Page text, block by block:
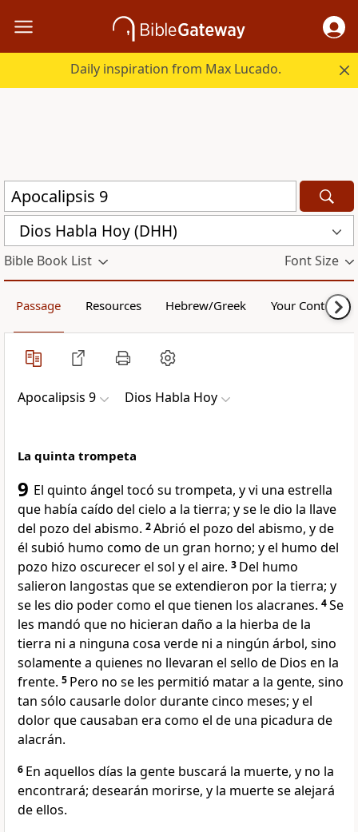
Daily inspiration from Max Lucado.
Dios Habla Hoy (DHH)
Bible Book List Font Size
Passage Resources Hebrew/Greek Your Content
Apocalipsis 9 Dios Habla Hoy
La quinta trompeta
9 El quinto ángel tocó su trompeta, y vi una estrella
que había caído del cielo a la tierra; y se le dio la llave
del pozo del abismo. 2Abrió el pozo del abismo, y de
él subió humo como de un gran horno; y el humo del
pozo hizo oscurecer el sol y el aire. 3 Del humo
salieron langostas que se extendieron por la tierra; y
se les dio poder como el que tienen los alacranes. 4Se
les mandó que no hicieran daño a la hierba de la
tierra ni a ninguna cosa verde ni a ningún árbol, sino
solamente a quienes no llevaran el sello de Dios en la
frente. 5 Pero no se les permitió matar a la gente, sino
tan sólo causarle dolor durante cinco meses; y el
dolor que causaban era como el de una picadura de
alacrán.
6 En aquellos días la gente buscará la muerte, y no la
encontrará; desearán morirse, y la muerte se alejará
de ellos.